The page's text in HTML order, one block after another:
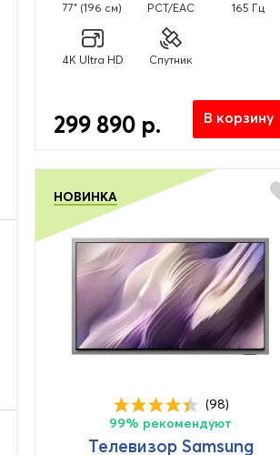
77" (196 см) PCT/EAC 165 Гц
4K Ultra HD Спутник
299 890 р. В корзину
НОВИНКА
(98)
99% рекомендуют
Телевизор Samsung